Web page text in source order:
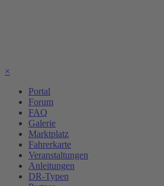
×
Portal
Forum
FAQ
Galerie
Marktplatz
Fahrerkarte
Veranstaltungen
Anleitungen
DR-Typen